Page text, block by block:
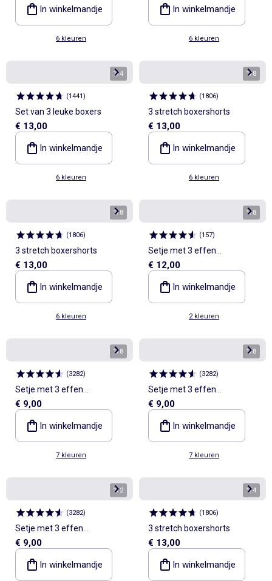
In winkelmandje
6 kleuren
In winkelmandje
6 kleuren
1/4
(1441)
Set van 3 leuke boxers
€ 13,00
In winkelmandje
6 kleuren
1/8
(1806)
3 stretch boxershorts
€ 13,00
In winkelmandje
6 kleuren
1/8
(1806)
3 stretch boxershorts
€ 13,00
In winkelmandje
6 kleuren
1/8
(157)
Setje met 3 effen
boxershorts
€ 12,00
In winkelmandje
2 kleuren
1/8
(3282)
Setje met 3 effen
boxershorts
€ 9,00
In winkelmandje
7 kleuren
1/8
(3282)
Setje met 3 effen
boxershorts
€ 9,00
In winkelmandje
7 kleuren
1/2
(3282)
Setje met 3 effen
boxershorts
€ 9,00
In winkelmandje
1/4
(1806)
3 stretch boxershorts
€ 13,00
In winkelmandje